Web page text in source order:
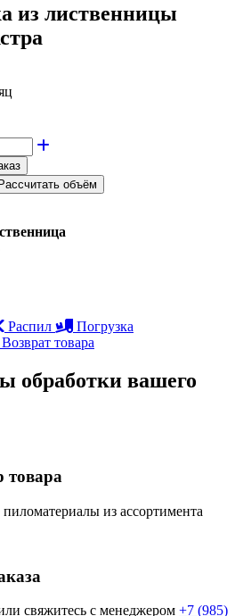
из лиственницы
объём
Распил
Погрузка
Возврат товара
обработки вашего
товара
из ассортимента
свяжитесь с менеджером +7 (985)